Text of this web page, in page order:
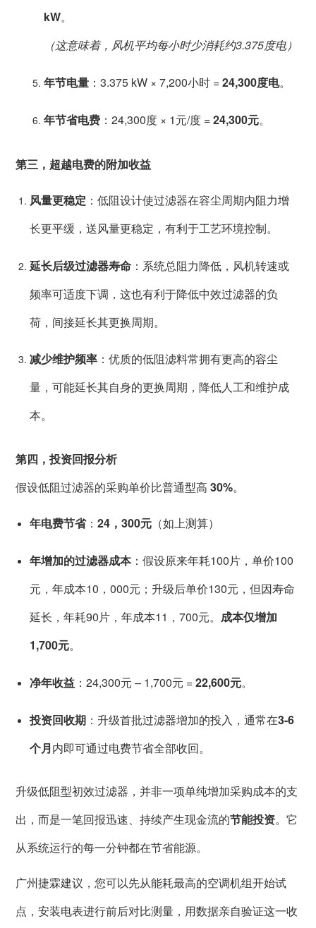
kW。
（这意味着，风机平均每小时少消耗约3.375度电）
年节电量 ：3.375 kW × 7,200小时 =24,300度电。
年节省电费 ：24,300度 × 1元/度 =24,300元。
第三，超越电费的附加收益
风量更稳定 ：低阻设计使过滤器在容尘周期内阻力增
长更平缓，送风量更稳定，有利于工艺环境控制。
延长后级过滤器寿命 ：系统总阻力降低，风机转速或
频率可适度下调，这也有利于降低中效过滤器的负
荷，间接延长其更换周期。
减少维护频率 ：优质的低阻滤料常拥有更高的容尘
量，可能延长其自身的更换周期，降低人工和维护成
本。
第四，投资回报分析
假设低阻过滤器的采购单价比普通型高30%。
年电费节省：24，300元 （如上测算）
年增加的过滤器成本：假设原来年耗100片，单价100
元，年成本10，000元；升级后单价130元，但因寿命
延长，年耗90片，年成本11，700元。 成本仅增加
1,700元。
净年收益 ：24,300元 – 1,700元 =22,600元。
投资回收期 ：升级首批过滤器增加的投入，通常在3-6
个月内即可通过电费节省全部收回。
升级低阻型初效过滤器，并非一项单纯增加采购成本的支
出，而是一笔回报迅速、持续产生现金流的节能投资。它
从系统运行的每一分钟都在节省能源。
广州捷霖建议，您可以先从能耗最高的空调机组开始试
点，安装电表进行前后对比测量，用数据亲自验证这一收